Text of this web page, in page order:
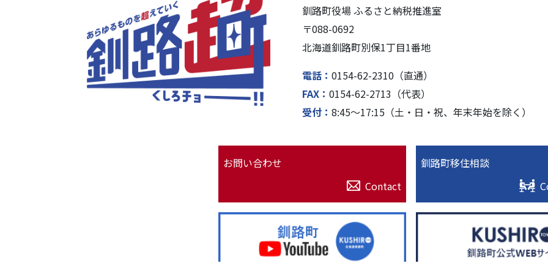
釧路町役場 ふるさと納税推進室
〒088-0692
北海道釧路町別保1丁⽬1番地
電話
0154-62-2310（直通）
FAX
0154-62-2713（代表）
受付
8:45〜17:15（⼟・⽇・祝、年末年始を除く）
お問い合わせ
Contact
釧路町移住相談